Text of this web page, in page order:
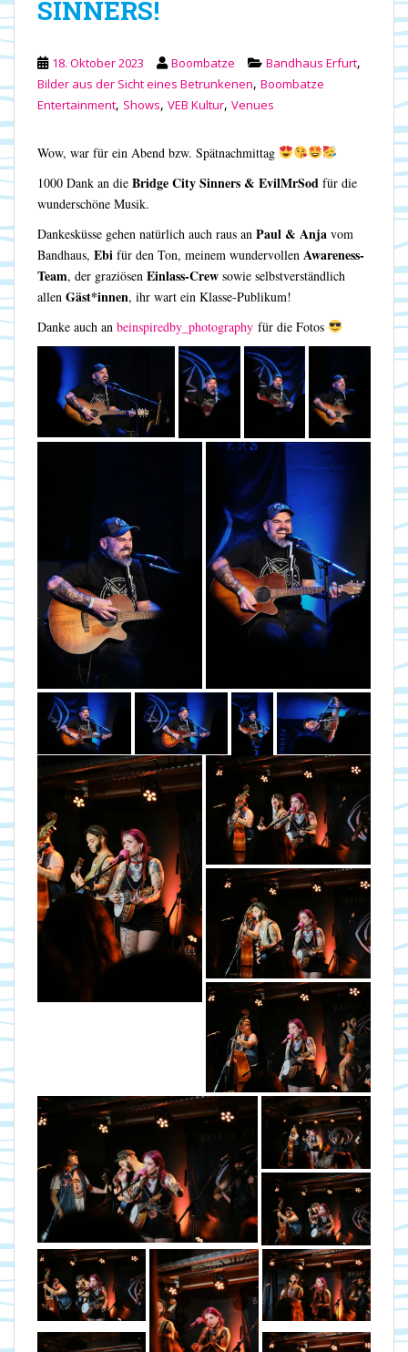
SINNERS!
18. Oktober 2023 Boombatze Bandhaus Erfurt,
Bilder aus der Sicht eines Betrunkenen, Boombatze
Entertainment, Shows, VEB Kultur, Venues
Wow, war für ein Abend bzw. Spätnachmittag
1000 Dank an die Bridge City Sinners & EvilMrSod für die
wunderschöne Musik.
Dankesküsse gehen natürlich auch raus an Paul & Anja vom
Bandhaus, Ebi für den Ton, meinem wundervollen Awareness-
Team, der graziösen Einlass-Crew sowie selbstverständlich
allen Gäst*innen, ihr wart ein Klasse-Publikum!
Danke auch an beinspiredby_photography für die Fotos